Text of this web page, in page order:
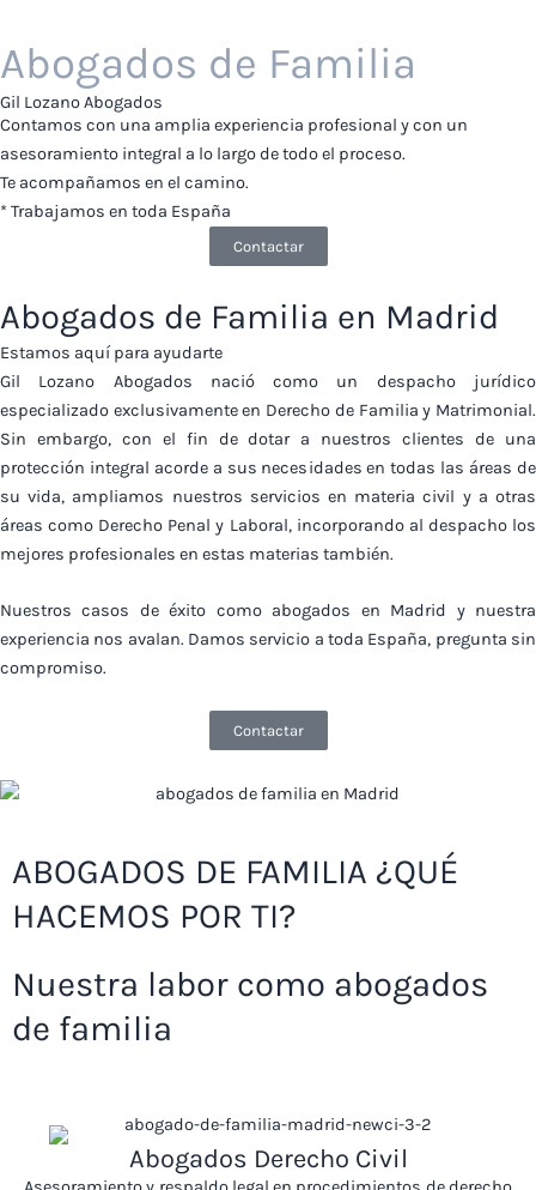
Abogados de Familia
Gil Lozano Abogados
Contamos con una amplia experiencia profesional y con un
asesoramiento integral a lo largo de todo el proceso.
Te acompañamos en el camino.
* Trabajamos en toda España
Contactar
Abogados de Familia en Madrid
Estamos aquí para ayudarte
Gil Lozano Abogados nació como un despacho jurídico
especializado exclusivamente en Derecho de Familia y Matrimonial.
Sin embargo, con el fin de dotar a nuestros clientes de una
protección integral acorde a sus necesidades en todas las áreas de
su vida, ampliamos nuestros servicios en materia civil y a otras
áreas como Derecho Penal y Laboral, incorporando al despacho los
mejores profesionales en estas materias también.
Nuestros casos de éxito como abogados en Madrid y nuestra
experiencia nos avalan. Damos servicio a toda España, pregunta sin
compromiso.
Contactar
ABOGADOS DE FAMILIA ¿QUÉ
HACEMOS POR TI?
Nuestra labor como abogados
de familia
Abogados Derecho Civil